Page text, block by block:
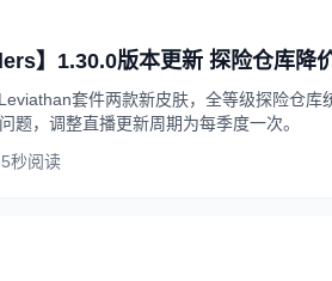
】1.30.0版本更新 探险仓库降
套件两款新皮肤，全等级探险仓
题，调整直播更新周期为每季度一次。
秒阅读